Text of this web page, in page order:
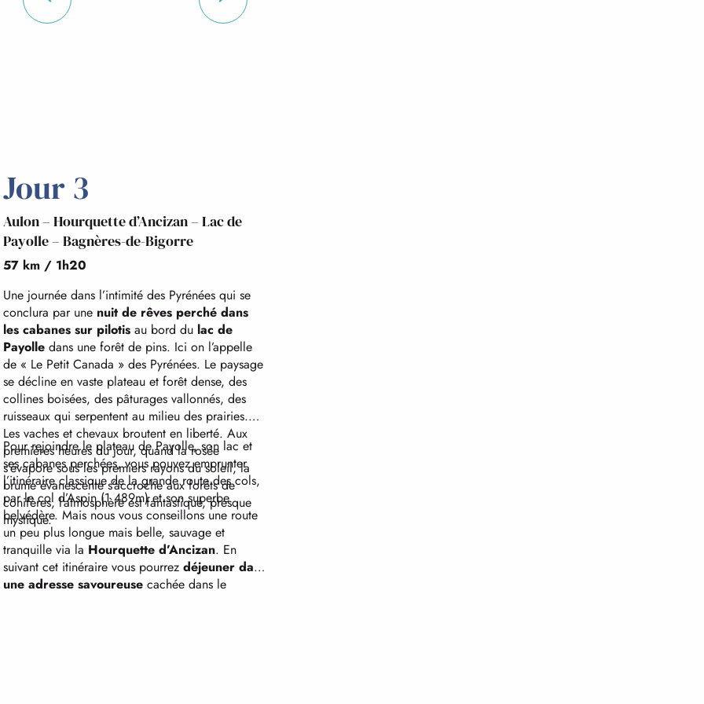
Jour 3
Aulon – Hourquette d’Ancizan – Lac de
Payolle – Bagnères-de-Bigorre
57 km / 1h20
Une journée dans l’intimité des Pyrénées qui se
conclura par une nuit de rêves perché dans
les cabanes sur pilotis au bord du lac de
Payolle dans une forêt de pins. Ici on l’appelle
de « Le Petit Canada » des Pyrénées. Le paysage
se décline en vaste plateau et forêt dense, des
collines boisées, des pâturages vallonnés, des
ruisseaux qui serpentent au milieu des prairies.
Les vaches et chevaux broutent en liberté. Aux
premières heures du jour, quand la rosée
s’évapore sous les premiers rayons du soleil, la
brume évanescente s’accroche aux forêts de
conifères, l’atmosphère est fantastique, presque
mystique.
Pour rejoindre le plateau de Payolle, son lac et
ses cabanes perchées, vous pouvez emprunter
l’itinéraire classique de la grande route des cols,
par le col d’Aspin (1 489m) et son superbe
belvédère. Mais nous vous conseillons une route
un peu plus longue mais belle, sauvage et
tranquille via la Hourquette d’Ancizan. En
suivant cet itinéraire vous pourrezdéjeuner dans
une adresse savoureuse cachée dans le